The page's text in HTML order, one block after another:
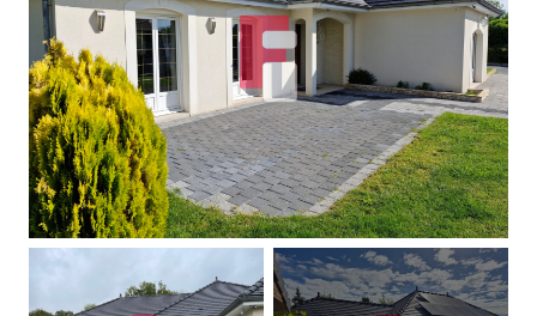
nous
Blog